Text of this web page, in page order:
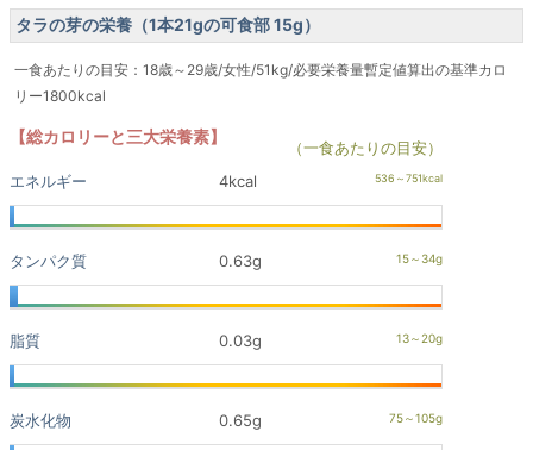
タラの芽の栄養（1本21gの可食部 15g）
一食あたりの目安：18歳～29歳/女性/51kg/必要栄養量暫定値算出の基準カロ
リー1800kcal
【総カロリーと三大栄養素】
（一食あたりの目安）
エネルギー
4kcal
タンパク質 0.63g
脂質 0.03g
炭水化物 0.65g